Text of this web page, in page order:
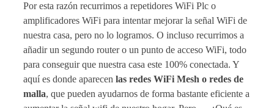
Por esta razón recurrimos a repetidores WiFi Plc o
amplificadores WiFi para intentar mejorar la señal WiFi de
nuestra casa, pero no lo logramos. O incluso recurrimos a
añadir un segundo router o un punto de acceso WiFi, todo
para conseguir que nuestra casa este 100% conectada. Y
aquí es donde aparecen las redes WiFi Mesh o redes de
malla, que pueden ayudarnos de forma bastante eficiente a